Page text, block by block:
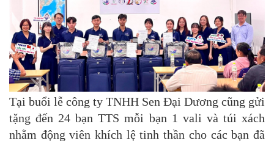
Tại buổi lễ công ty TNHH Sen Đại Dương cũng gửi
tặng đến 24 bạn TTS mỗi bạn 1 vali và túi xách
nhằm động viên khích lệ tinh thần cho các bạn đã